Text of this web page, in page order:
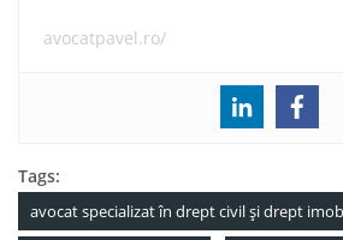
avocatpavel.ro/
Tags:
avocat specializat în drept civil și drept